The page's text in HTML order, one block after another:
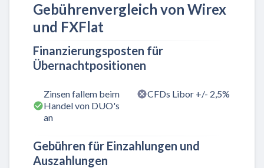
Gebührenvergleich von Wirex
und FXFlat
Finanzierungsposten für
Übernachtpositionen
Zinsen fallem beim
Handel von DUO's
an
CFDs Libor +/- 2,5%
Gebühren für Einzahlungen und
Auszahlungen